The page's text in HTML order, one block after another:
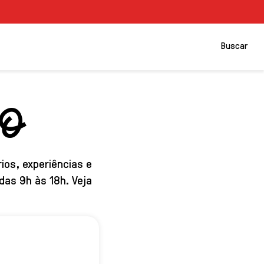
Buscar
experiências e
9h às 18h. Veja